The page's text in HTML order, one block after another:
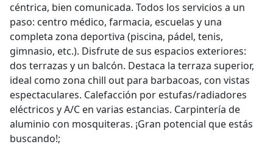
céntrica, bien comunicada. Todos los servicios a un
paso: centro médico, farmacia, escuelas y una
completa zona deportiva (piscina, pádel, tenis,
gimnasio, etc.). Disfrute de sus espacios exteriores:
dos terrazas y un balcón. Destaca la terraza superior,
ideal como zona chill out para barbacoas, con vistas
espectaculares. Calefacción por estufas/radiadores
eléctricos y A/C en varias estancias. Carpintería de
aluminio con mosquiteras. ¡Gran potencial que estás
buscando!;